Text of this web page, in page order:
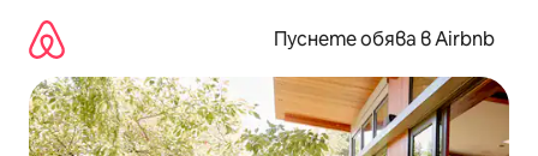
съдържанието
Пуснете обява в Airbnb